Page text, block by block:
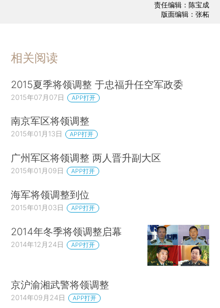
责任编辑：陈宝成
版面编辑：张柘
相关阅读
2015夏季将领调整 于忠福升任空军政委
2015年07月07日 APP打开
南京军区将领调整
2015年01月13日 APP打开
广州军区将领调整 两人晋升副大区
2015年01月09日 APP打开
海军将领调整到位
2015年01月03日 APP打开
2014年冬季将领调整启幕
2014年12月24日 APP打开
京沪渝湘武警将领调整
2014年09月24日 APP打开